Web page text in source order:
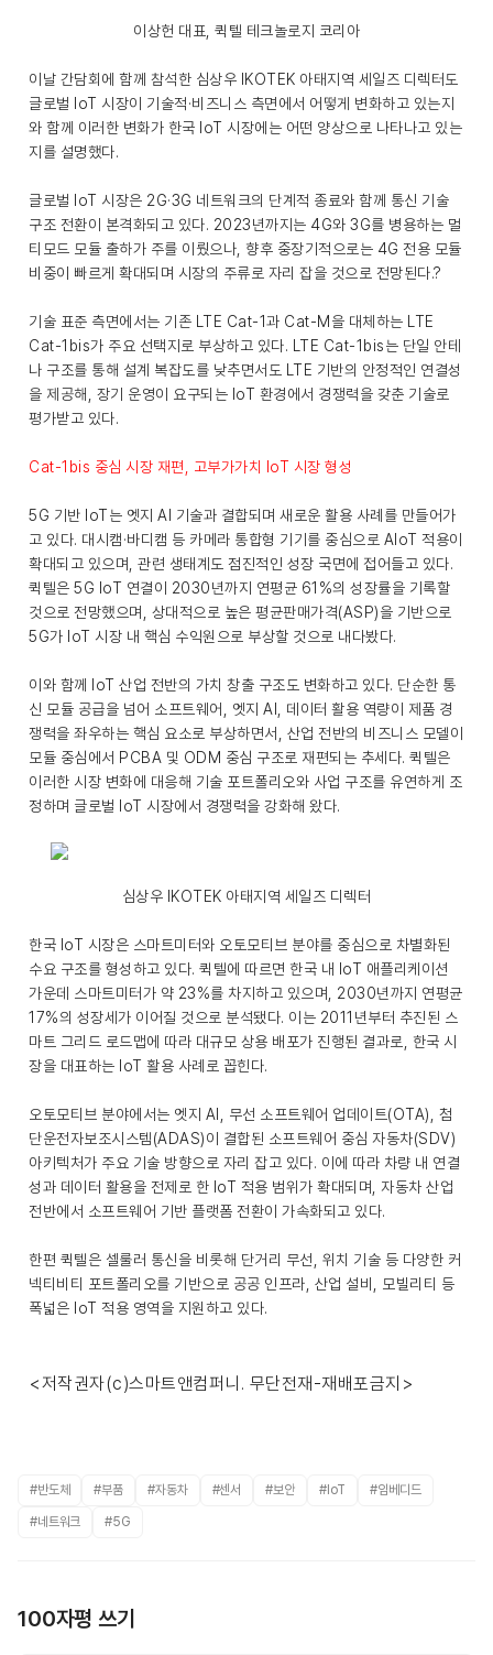
이상헌 대표, 퀵텔 테크놀로지 코리아
이날 간담회에 함께 참석한 심상우 IKOTEK 아태지역 세일즈 디렉터도
글로벌 IoT 시장이 기술적·비즈니스 측면에서 어떻게 변화하고 있는지
와 함께 이러한 변화가 한국 IoT 시장에는 어떤 양상으로 나타나고 있는
지를 설명했다.
글로벌 IoT 시장은 2G·3G 네트워크의 단계적 종료와 함께 통신 기술
구조 전환이 본격화되고 있다. 2023년까지는 4G와 3G를 병용하는 멀
티모드 모듈 출하가 주를 이뤘으나, 향후 중장기적으로는 4G 전용 모듈
비중이 빠르게 확대되며 시장의 주류로 자리 잡을 것으로 전망된다.?
기술 표준 측면에서는 기존 LTE Cat-1과 Cat-M을 대체하는 LTE
Cat-1bis가 주요 선택지로 부상하고 있다. LTE Cat-1bis는 단일 안테
나 구조를 통해 설계 복잡도를 낮추면서도 LTE 기반의 안정적인 연결성
을 제공해, 장기 운영이 요구되는 IoT 환경에서 경쟁력을 갖춘 기술로
평가받고 있다.
Cat-1bis 중심 시장 재편, 고부가가치 IoT 시장 형성
5G 기반 IoT는 엣지 AI 기술과 결합되며 새로운 활용 사례를 만들어가
고 있다. 대시캠·바디캠 등 카메라 통합형 기기를 중심으로 AIoT 적용이
확대되고 있으며, 관련 생태계도 점진적인 성장 국면에 접어들고 있다.
퀵텔은 5G IoT 연결이 2030년까지 연평균 61%의 성장률을 기록할
것으로 전망했으며, 상대적으로 높은 평균판매가격(ASP)을 기반으로
5G가 IoT 시장 내 핵심 수익원으로 부상할 것으로 내다봤다.
이와 함께 IoT 산업 전반의 가치 창출 구조도 변화하고 있다. 단순한 통
신 모듈 공급을 넘어 소프트웨어, 엣지 AI, 데이터 활용 역량이 제품 경
쟁력을 좌우하는 핵심 요소로 부상하면서, 산업 전반의 비즈니스 모델이
모듈 중심에서 PCBA 및 ODM 중심 구조로 재편되는 추세다. 퀵텔은
이러한 시장 변화에 대응해 기술 포트폴리오와 사업 구조를 유연하게 조
정하며 글로벌 IoT 시장에서 경쟁력을 강화해 왔다.
심상우 IKOTEK 아태지역 세일즈 디렉터
한국 IoT 시장은 스마트미터와 오토모티브 분야를 중심으로 차별화된
수요 구조를 형성하고 있다. 퀵텔에 따르면 한국 내 IoT 애플리케이션
가운데 스마트미터가 약 23%를 차지하고 있으며, 2030년까지 연평균
17%의 성장세가 이어질 것으로 분석됐다. 이는 2011년부터 추진된 스
마트 그리드 로드맵에 따라 대규모 상용 배포가 진행된 결과로, 한국 시
장을 대표하는 IoT 활용 사례로 꼽힌다.
오토모티브 분야에서는 엣지 AI, 무선 소프트웨어 업데이트(OTA), 첨
단운전자보조시스템(ADAS)이 결합된 소프트웨어 중심 자동차(SDV)
아키텍처가 주요 기술 방향으로 자리 잡고 있다. 이에 따라 차량 내 연결
성과 데이터 활용을 전제로 한 IoT 적용 범위가 확대되며, 자동차 산업
전반에서 소프트웨어 기반 플랫폼 전환이 가속화되고 있다.
한편 퀵텔은 셀룰러 통신을 비롯해 단거리 무선, 위치 기술 등 다양한 커
넥티비티 포트폴리오를 기반으로 공공 인프라, 산업 설비, 모빌리티 등
폭넓은 IoT 적용 영역을 지원하고 있다.
<저작권자(c)스마트앤컴퍼니. 무단전재-재배포금지>
#반도체 #부품 #자동차 #센서 #보안 #IoT #임베디드
#네트워크 #5G
100자평 쓰기